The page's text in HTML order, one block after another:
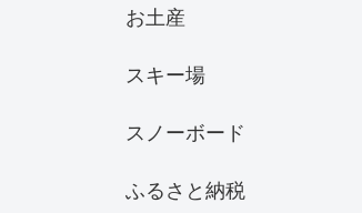
お土産
スキー場
スノーボード
ふるさと納税